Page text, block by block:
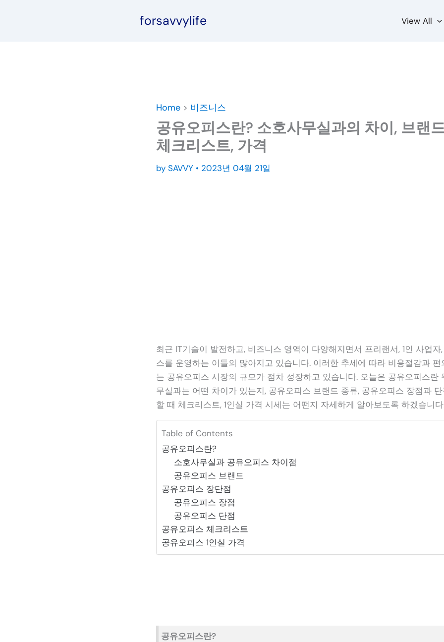
forsavvylife View All
Home> 비즈니스
공유오피스란? 소호사무실과의 차이, 브랜
체크리스트, 가격
by SAVVY • 2023년 04월 21일
최근 IT기술이 발전하고, 비즈니스 영역이 다양해지면서 프리랜서, 1인 사업자
스를 운영하는 이들의 많아지고 있습니다. 이러한 추세에 따라 비용절감과
는 공유오피스 시장의 규모가 점차 성장하고 있습니다. 오늘은 공유오피스란
무실과는 어떤 차이가 있는지, 공유오피스 브랜드 종류, 공유오피스 장점과
할 때 체크리스트, 1인실 가격 시세는 어떤지 자세하게 알아보도록 하겠습니
Table of Contents
공유오피스란?
소호사무실과 공유오피스 차이점
공유오피스 브랜드
공유오피스 장단점
공유오피스 장점
공유오피스 단점
공유오피스 체크리스트
공유오피스 1인실 가격
공유오피스란?